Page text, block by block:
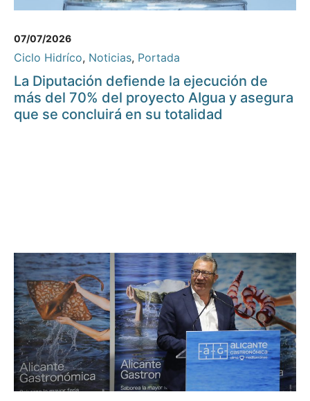
07/07/2026
Ciclo Hidríco, Noticias, Portada
La Diputación defiende la ejecución de
más del 70% del proyecto AIgua y asegura
que se concluirá en su totalidad